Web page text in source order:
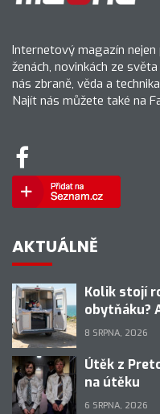
Internetový magazín nejen
ženách, novinkách ze
nás zbraně, věda a
Najít nás můžete také na
AKTUÁLNĚ
Kolik stojí
obytňáku?
8 SRPNA, 2026
Útěk z
na útěku
6 SRPNA, 2026